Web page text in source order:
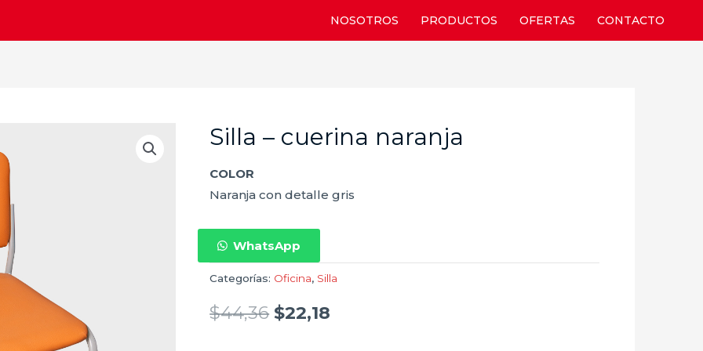
NOSOTROS PRODUCTOS OFERTAS CONTACTO
Silla – cuerina naranja
COLOR
Naranja con detalle gris
Silla
cuerina
naranja
WhatsApp
Categorías: Oficina, Silla
$44,36 $22,18